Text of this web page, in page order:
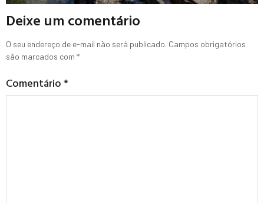
Deixe um comentário
O seu endereço de e-mail não será publicado. Campos obrigatórios
são marcados com *
Comentário*